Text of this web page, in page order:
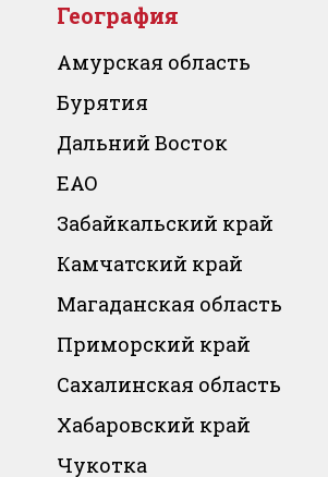
География
Амурская область
Бурятия
Дальний Восток
ЕАО
Забайкальский край
Камчатский край
Магаданская область
Приморский край
Сахалинская область
Хабаровский край
Чукотка